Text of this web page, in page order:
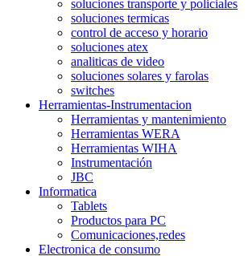
soluciones transporte y policiales
soluciones termicas
control de acceso y horario
soluciones atex
analiticas de video
soluciones solares y farolas
switches
Herramientas-Instrumentacion
Herramientas y mantenimiento
Herramientas WERA
Herramientas WIHA
Instrumentación
JBC
Informatica
Tablets
Productos para PC
Comunicaciones,redes
Electronica de consumo